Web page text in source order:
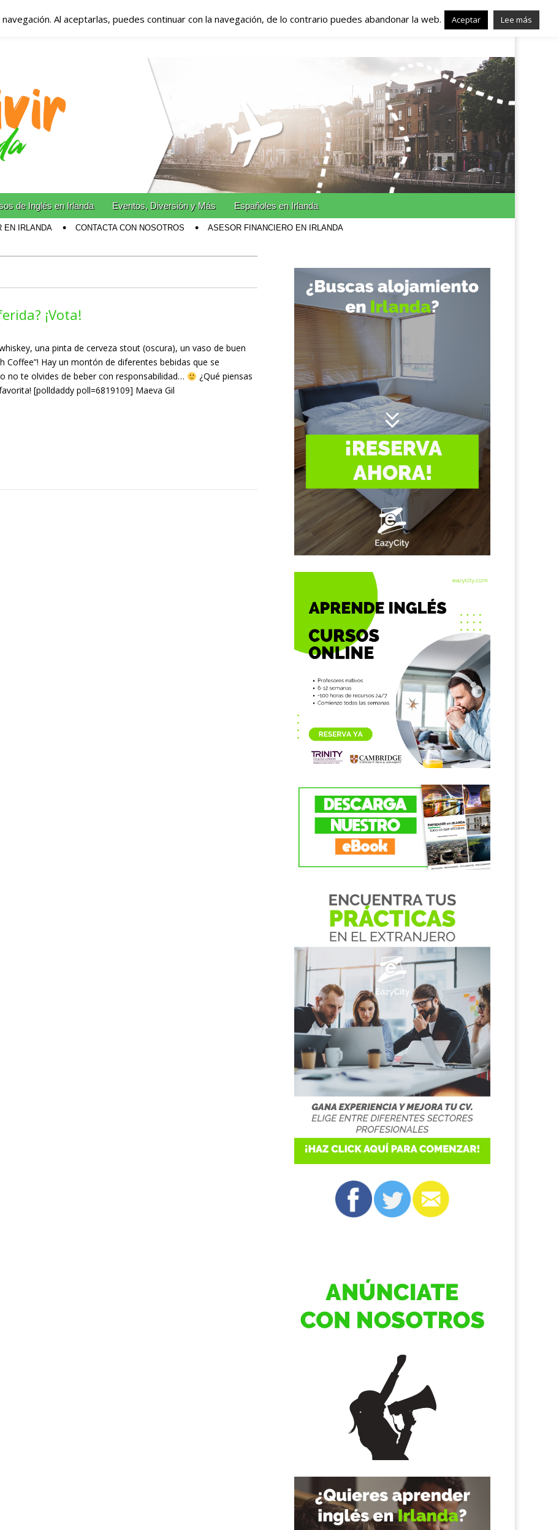
– Vivir en Irlanda – Trabajo en
en Irlanda
Irlanda!
de Inglés en Irlanda Eventos, Diversión y Más Españoles en Irlanda
EN IRLANDA CONTACTA CON NOSOTROS ASESOR FINANCIERO EN IRLANDA
¡Vota!
una pinta de cerveza stout (oscura), un vaso de buen
Coffee”! Hay un montón de diferentes bebidas que se
no te olvides de beber con responsabilidad…
¿Qué piensas
[polldaddy poll=6819109] Maeva Gil
Al aceptarlas, puedes continuar con la navegación, de lo contrario puedes abandonar la web. Aceptar Lee más